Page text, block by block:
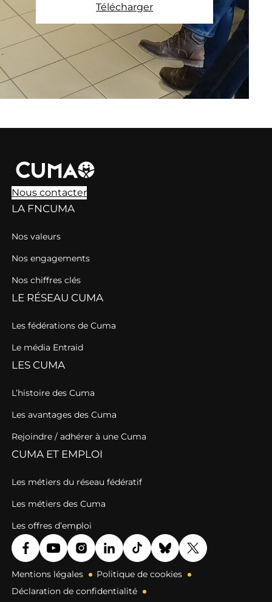
Télécharger
Nous contacter
LA FNCUMA
Nos valeurs
Nos engagements
Nos chiffres clés
LE RÉSEAU CUMA
Les fédérations de Cuma
Le média Entraid
LES CUMA
L’histoire des Cuma
Les avantages des Cuma
Rejoindre / adhérer à une Cuma
CUMA ET EMPLOI
Les métiers du réseau fédératif
Les métiers des Cuma
Les offres d’emploi
Mentions légales
Politique de cookies
Déclaration de confidentialité